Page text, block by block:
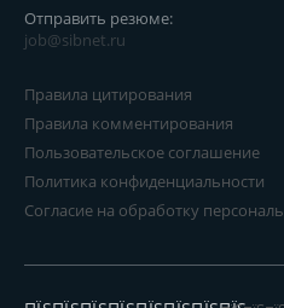
Отправить резюме:
job@sibnet.ru
Правила цитирования
Правила комментирования
Пользовательское соглашение
Политика конфиденциальности
Согласие на обработку